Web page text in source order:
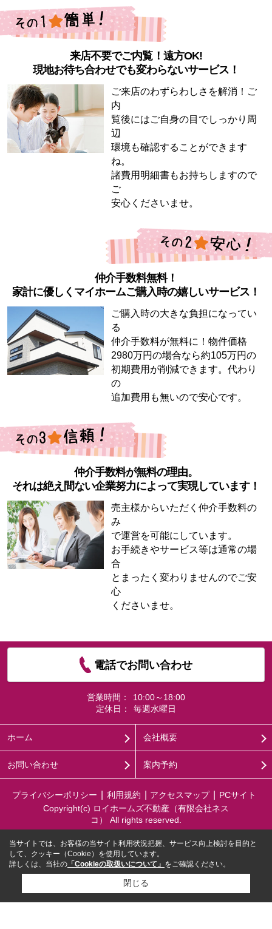
来店不要でご内覧！遠方OK!
現地お待ち合わせでも変わらないサービス！
ご来店のわずらわしさを解消！ご
内
覧後にはご自身の目でしっかり周
辺
環境も確認することができます
ね。
諸費用明細書もお持ちしますので
ご
安心くださいませ。
仲介手数料無料！
家計に優しくマイホームご購入時の嬉しいサービス！
ご購入時の大きな負担になってい
る
仲介手数料が無料に！物件価格
2980万円の場合なら約105万円の
初期費用が削減できます。代わり
の
追加費用も無いので安心です。
仲介手数料が無料の理由。
それは絶え間ない企業努力によって実現しています！
売主様からいただく仲介手数料の
み
で運営を可能にしています。
お手続きやサービス等は通常の場
合
とまったく変わりませんのでご安
心
くださいませ。
電話でお問い合わせ
営業時間：
10:00～18:00
定休日：
毎週水曜日
ホーム 会社概要
お問い合わせ 案内予約
プライバシーポリシー 利用規約 アクセスマップ
PCサイト
Copyright(c) ロイホームズ不動産（有限会社ネス
コ） All rights reserved.
当サイトでは、お客様の当サイト利用状況把握、サービス向上検討を目的と
して、クッキー（Cookie）を使用しています。
詳しくは、当社の 「Cookieの取扱いについて」 をご確認ください。
閉じる